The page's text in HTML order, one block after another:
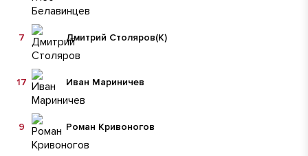
Дмитрий Столяров(К)
7
Иван Мариничев
17
Роман Кривоногов
9